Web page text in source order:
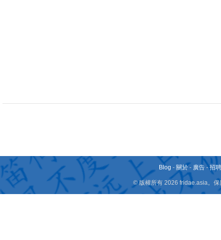
Blog - 關於 - 廣告 -招
© 版權所有 2026 fridae.asia。